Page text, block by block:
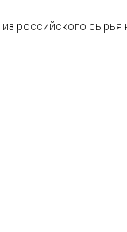
российского сырья